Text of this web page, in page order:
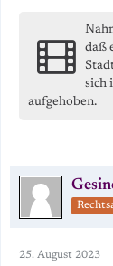
daß
sich
aufgehoben.
25. August 2023